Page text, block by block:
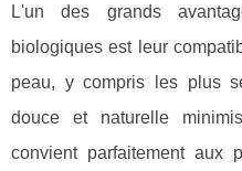
L'un des grands
biologiques est leur
peau, y compris les plus
douce et naturelle
convient parfaitement aux